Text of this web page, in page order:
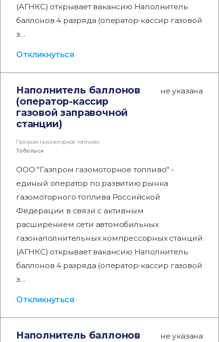
(АГНКС) открывает вакансию Наполнитель
баллонов 4 разряда (оператор-кассир газовой
з…
Откликнуться
Наполнитель баллонов
(оператор-кассир
газовой заправочной
станции)
не указана
Газпром газомоторное топливо
Тобольск
ООО "Газпром газомоторное топливо" -
единый оператор по развитию рынка
газомоторного топлива Российской
Федерации в связи с активным
расширением сети автомобильных
газонаполнительных компрессорных станций
(АГНКС) открывает вакансию Наполнитель
баллонов 4 разряда (оператор-кассир газовой
з…
Откликнуться
Наполнитель баллонов
не указана